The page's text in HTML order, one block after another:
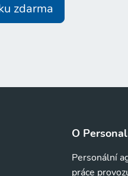
zdarma
O
Personální
práce